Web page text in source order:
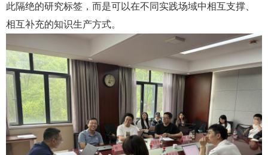
此隔绝的研究标签，而是可以在不同实践场域中相互支撑、
相互补充的知识生产方式。